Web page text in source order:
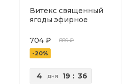
Витекс священный
ягоды эфирное
704 ₽
880 ₽
-20%
4 дня 19 : 36